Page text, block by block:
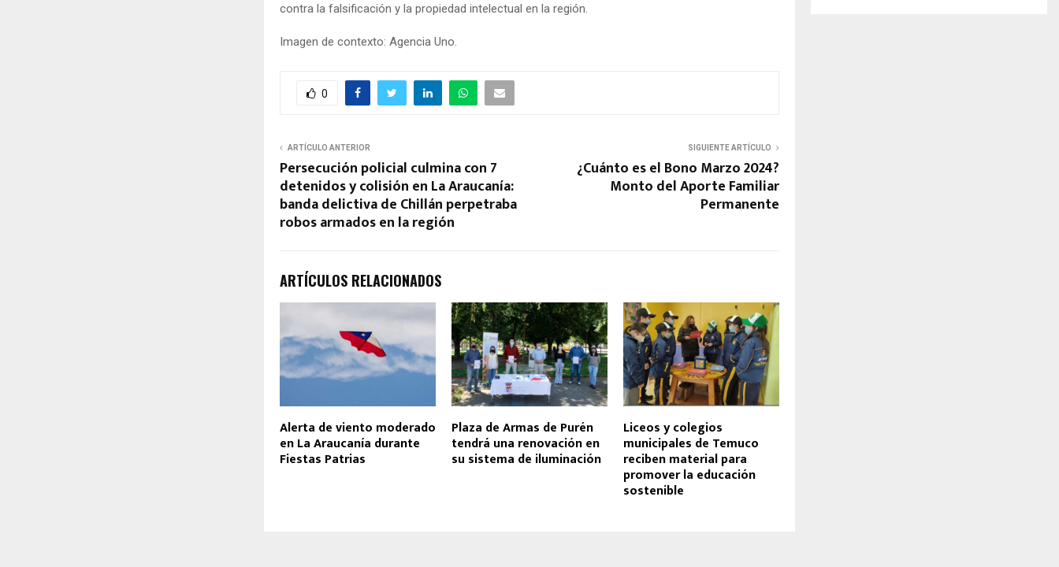
contra la falsificación y la propiedad intelectual en la región.
Imagen de contexto: Agencia Uno.
0
ARTÍCULO ANTERIOR
Persecución policial culmina con 7
detenidos y colisión en La Araucanía:
banda delictiva de Chillán perpetraba
robos armados en la región
SIGUIENTE ARTÍCULO
¿Cuánto es el Bono Marzo 2024?
Monto del Aporte Familiar
Permanente
ARTÍCULOS RELACIONADOS
Alerta de viento moderado
en La Araucanía durante
Fiestas Patrias
Plaza de Armas de Purén
tendrá una renovación en
su sistema de iluminación
Liceos y colegios
municipales de Temuco
reciben material para
promover la educación
sostenible